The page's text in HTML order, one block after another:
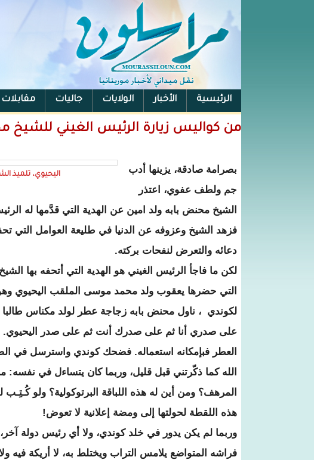
الرئيسية الأخبار الولايات جاليات مقابلات
الفيس بوك
من كواليس زيارة الرئيس الغيني
اليحيوي، تلميذ
بصرامة صادقة، يزينها أدب
جم ولطف عفوي، اعتذر
الشيخ محنض بابه ولد امين عن الهدية التي قدَّمها له
فزهد الشيخ وعزوفه عن الدنيا في طليعة العوامل التي
دعائه والتعرض لنفحات بركته.
لكن ما فاجأ الرئيس الغيني هو الهدية التي أتحفه بها
التي حضرها يعقوب ولد محمد موسى الملقب اليحيوي
لكوندي ، ناول محنض بابه زجاجة عطر لولد مكناس
على صدري أنا ثم على صدرك أنت ثم على صدر اليحيوي.
العطر فبإمكانه استعماله. فضحك كوندي واسترسل في
الله كما ذكّرتني قبل قليل، وربما كان يتساءل في نفسه:
المرهف؟ ومن أين له هذه اللباقة البرتوكولية؟ ولو
هذه اللقطة لحولتها إلى ومضة إعلانية لا تعوض!
وربما لم يكن يدور في خلد كوندي، ولا أي رئيس دولة
فراشه المتواضع يلامس التراب ويختلط به، لا أريكة فيه